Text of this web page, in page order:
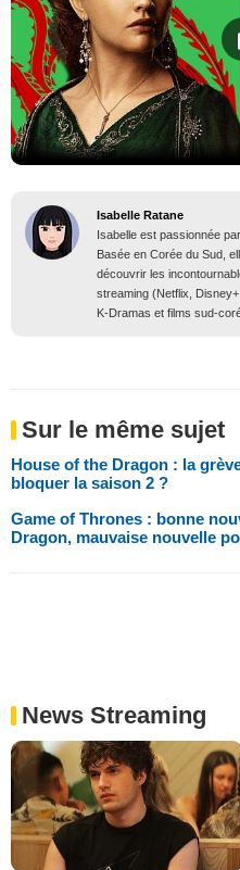
Isabelle Ratane
Isabelle est passionnée
Basée en Corée du Sud,
découvrir les
streaming (Netflix,
K-Dramas et films sud-
Sur le même sujet
House of the Dragon : la
bloquer la saison 2 ?
Game of Thrones : bonne
Dragon, mauvaise nouvelle
News Streaming